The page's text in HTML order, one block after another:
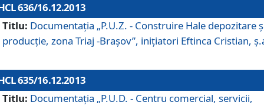
636/16.12.2013
Titlu: Documentaţia „P.U.Z. - Construire Hale depozitare
producţie, zona Triaj -Braşov”, iniţiatori Eftinca Cristian,
635/16.12.2013
Titlu: Documentaţia „P.U.D. - Centru comercial, servicii,